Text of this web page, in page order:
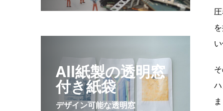
All紙製の透明窓
付き紙袋
デザイン可能な透明窓